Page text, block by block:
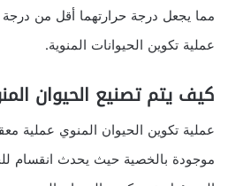
مما يجعل درجة حرارتهما أقل من
عملية تكوين الحيوانات المنوية.
كيف يتم تصنيع الحيوان
عملية تكوين الحيوان المنوي عملية
موجودة بالخصية حيث يحدث انقسام